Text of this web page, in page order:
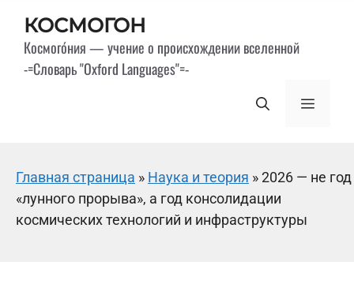
КОСМОГОН
Космого́ния — учение о происхождении вселенной
-=Словарь "Oxford Languages"=-
Меню
Главная страница » Наука и теория »2026 — не год
«лунного прорыва», а год консолидации
космических технологий и инфраструктуры